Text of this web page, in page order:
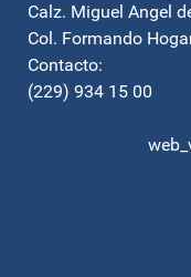
Calz. Miguel Angel
Col. Formando
Contacto:
(229) 934 15 00